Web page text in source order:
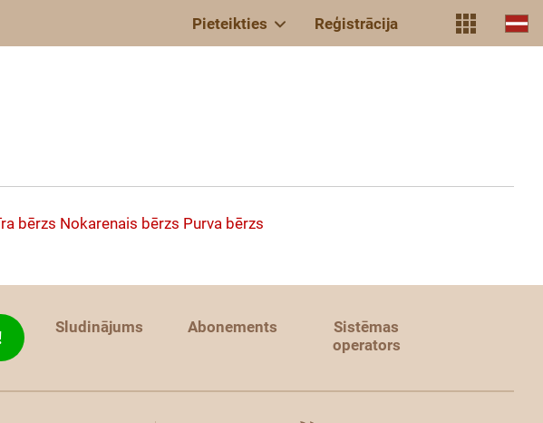
Pieteikties Reģistrācija
bērzs Nokarenais bērzs Purva bērzs
Sludinājums Abonements
Sistēmas
operators